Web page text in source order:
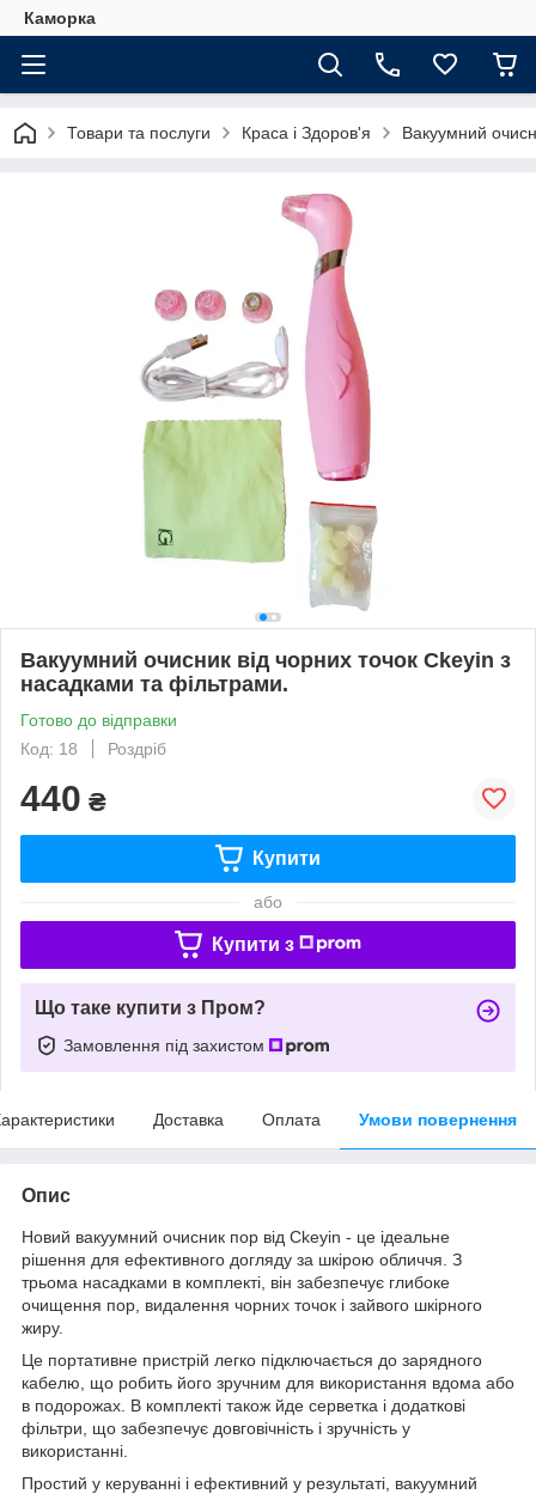
Каморка
Товари та послуги Краса і Здоров'я Вакуумний
Вакуумний очисник від чорних точок Ckeyin з
насадками та фільтрами.
Готово до відправки
Код: 18
Роздріб
440 ₴
Купити
або
Купити з
Що таке купити з Пром?
Замовлення під захистом
Доставка Оплата Умови повернення
Опис
Новий вакуумний очисник пор від Ckeyin - це ідеальне
рішення для ефективного догляду за шкірою обличчя. З
трьома насадками в комплекті, він забезпечує глибоке
очищення пор, видалення чорних точок і зайвого шкірного
жиру.
Це портативне пристрій легко підключається до зарядного
кабелю, що робить його зручним для використання вдома або
в подорожах. В комплекті також йде серветка і додаткові
фільтри, що забезпечує довговічність і зручність у
використанні.
Простий у керуванні і ефективний у результаті, вакуумний